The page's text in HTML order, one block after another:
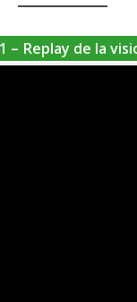
– Replay de la